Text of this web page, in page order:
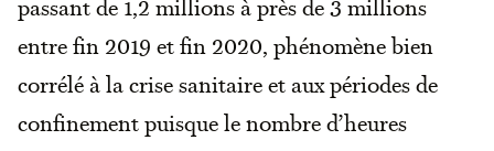
passant de 1,2 millions à près de 3 millions
entre fin 2019 et fin 2020, phénomène bien
corrélé à la crise sanitaire et aux périodes de
confinement puisque le nombre d’heures